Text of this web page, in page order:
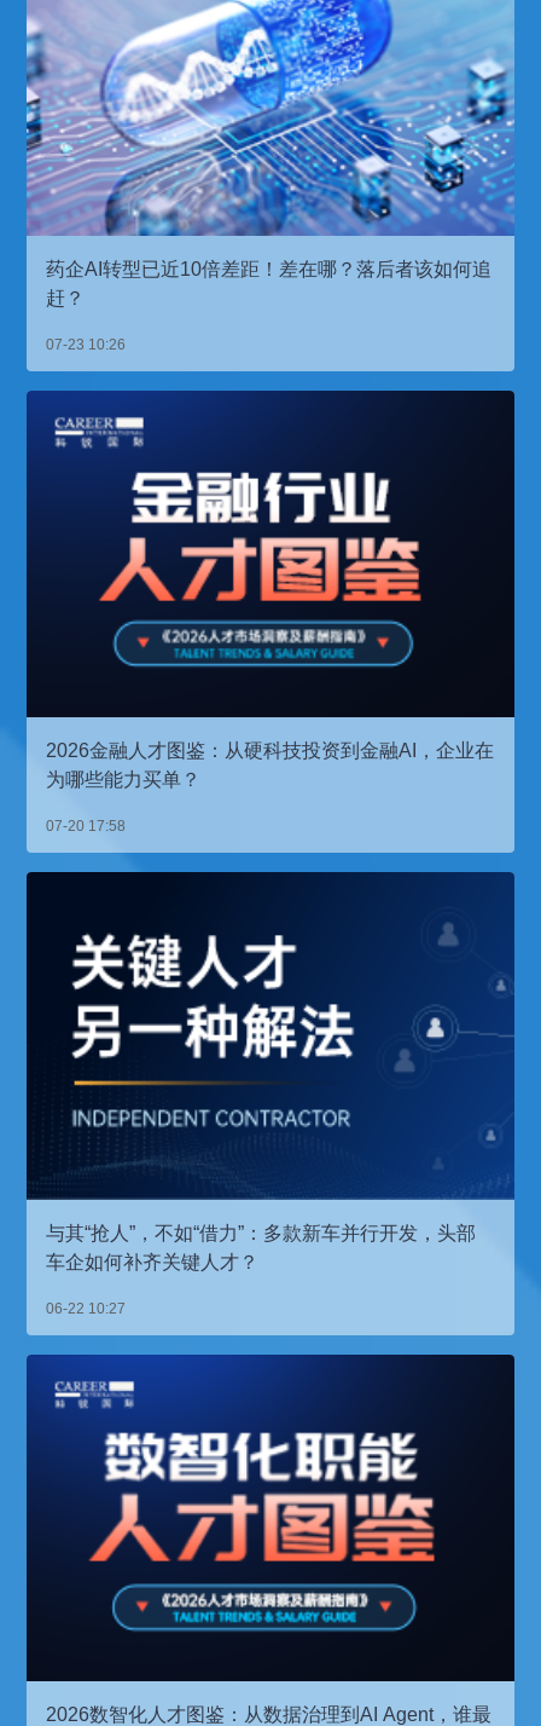
药企AI转型已近10倍差距！差在哪？落后者该如何追
赶？
07-23 10:26
2026金融人才图鉴：从硬科技投资到金融AI，企业在
为哪些能力买单？
07-20 17:58
与其“抢人”，不如“借力”：多款新车并行开发，头部
车企如何补齐关键人才？
06-22 10:27
2026数智化人才图鉴：从数据治理到AI Agent，谁最